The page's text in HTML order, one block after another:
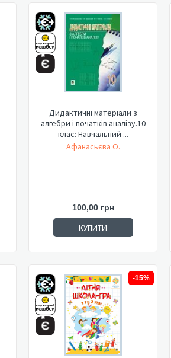
Дидактичні матеріали з
алгебри і початків аналізу.10
клас: Навчальний ...
Афанасьєва О.
100,00 грн
КУПИТИ
-15%